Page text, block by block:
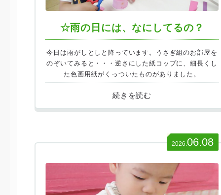
☆雨の日には、なにしてるの？
今日は雨がしとしと降っています。うさぎ組のお部屋を
のぞいてみると・・・逆さにした紙コップに、細長くし
た色画用紙がくっついたものがありました。
2026.06.08